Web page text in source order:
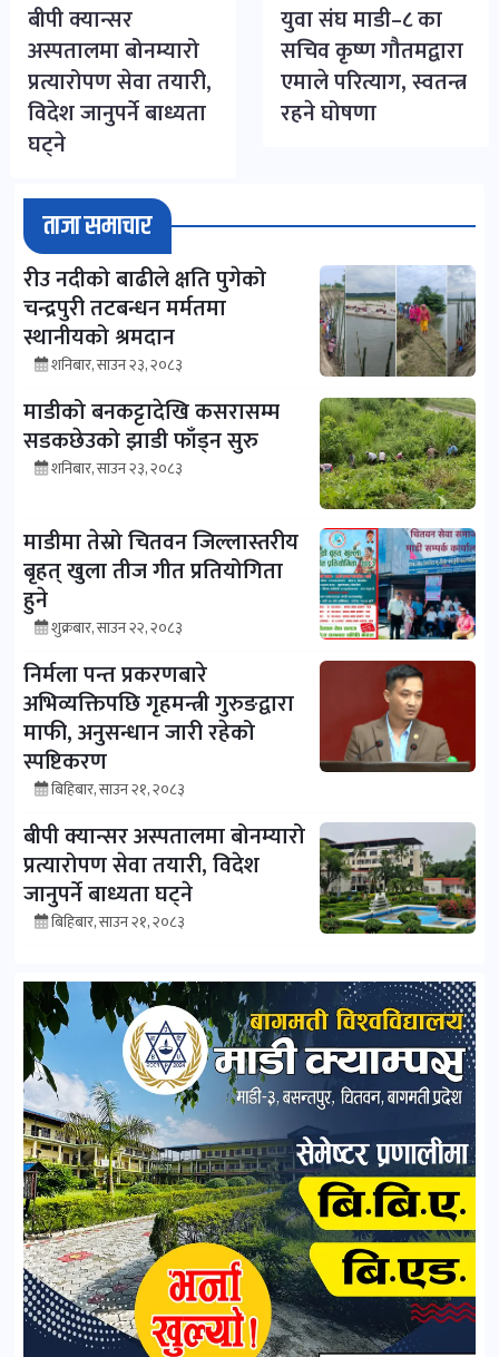
बीपी क्यान्सर
अस्पतालमा बोनम्यारो
प्रत्यारोपण सेवा तयारी,
विदेश जानुपर्ने बाध्यता
घट्ने
युवा संघ माडी–८ का
सचिव कृष्ण गौतमद्वारा
एमाले परित्याग, स्वतन्त्र
रहने घोषणा
ताजा समाचार
रीउ नदीको बाढीले क्षति पुगेको
चन्द्रपुरी तटबन्धन मर्मतमा
स्थानीयको श्रमदान
शनिबार, साउन २३, २०८३
माडीको बनकट्टादेखि कसरासम्म
सडकछेउको झाडी फाँड्न सुरु
शनिबार, साउन २३, २०८३
माडीमा तेस्रो चितवन जिल्लास्तरीय
बृहत् खुला तीज गीत प्रतियोगिता
हुने
शुक्रबार, साउन २२, २०८३
निर्मला पन्त प्रकरणबारे
अभिव्यक्तिपछि गृहमन्त्री गुरुङद्वारा
माफी, अनुसन्धान जारी रहेको
स्पष्टिकरण
बिहिबार, साउन २१, २०८३
बीपी क्यान्सर अस्पतालमा बोनम्यारो
प्रत्यारोपण सेवा तयारी, विदेश
जानुपर्ने बाध्यता घट्ने
बिहिबार, साउन २१, २०८३